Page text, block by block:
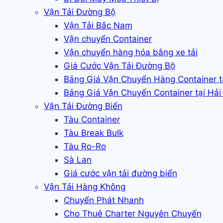
Vận Tải Đường Bộ
Vận Tải Bắc Nam
Vận chuyển Container
Vận chuyển hàng hóa bằng xe tải
Giá Cước Vận Tải Đường Bộ
Bảng Giá Vận Chuyển Hàng Container
Bảng Giá Vận Chuyển Container tại Hải
Vận Tải Đường Biển
Tàu Container
Tàu Break Bulk
Tàu Ro-Ro
Sà Lan
Giá cước vận tải đường biển
Vận Tải Hàng Không
Chuyển Phát Nhanh
Cho Thuê Charter Nguyên Chuyến